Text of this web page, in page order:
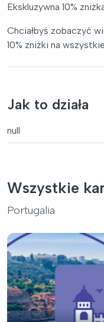
Ekskluzywna 10%
Chciałbyś zobaczyć
10% zniżki na
Jak to działa
null
Wszystkie
Portugalia